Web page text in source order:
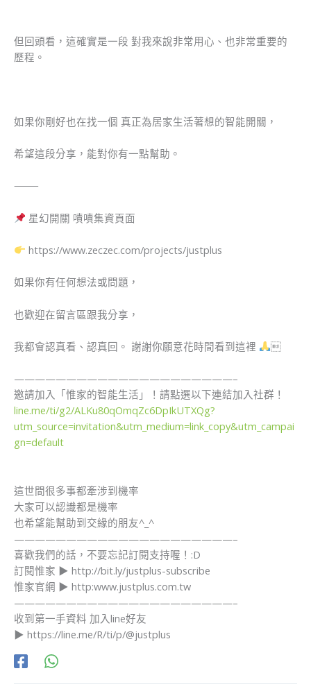
但回頭看，這確實是一段 對我來說非常用心、也非常重要的
歷程。
如果你剛好也在找一個 真正為居家生活著想的智能開關，
希望這段分享，能對你有一點幫助。
⸻
星幻開關 嘖嘖集資頁面
https://www.zeczec.com/projects/justplus
如果你有任何想法或問題，
也歡迎在留言區跟我分享，
我都會認真看、認真回。 謝謝你願意花時間看到這裡 
—————————————————————–
​邀請加入「惟家的智能生活」！請點選以下連結加入社群！ ​
line.me/ti/g2/ALKu80qOmqZc6DpIkUTXQg?
utm_source=invitation&utm_medium=link_copy&utm_campai
gn=default
這世間很多事都牽涉到機率
大家可以認識都是機率
也希望能幫助到交緣的朋友^_^
—————————————————————–
喜歡我們的話，不要忘記訂閱支持喔！:D
訂閱惟家 ▶ http://bit.ly/justplus-subscribe
惟家官網 ▶ http:www.justplus.com.tw
—————————————————————–
​收到第一手資料 加入line好友
▶ https://line.me/R/ti/p/@justplus​